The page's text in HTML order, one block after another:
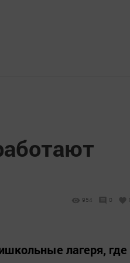
954 0
лагеря, где